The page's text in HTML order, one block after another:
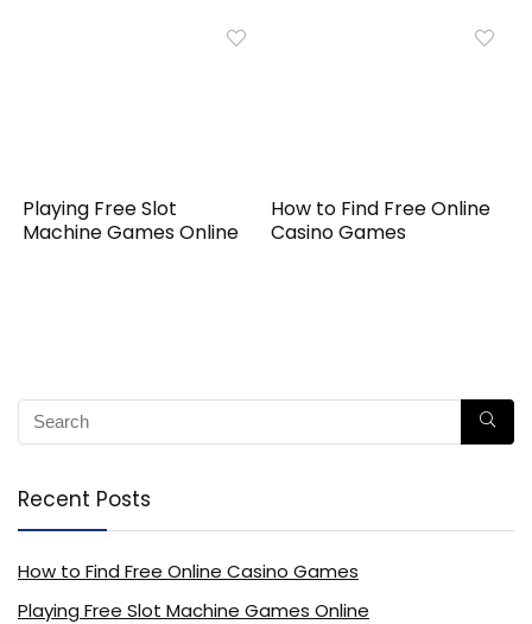
Playing Free Slot
Machine Games Online
How to Find Free Online
Casino Games
Recent Posts
How to Find Free Online Casino Games
Playing Free Slot Machine Games Online